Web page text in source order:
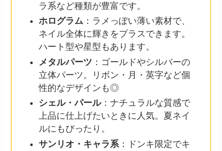
ラ系など種類が豊富です。
ホログラム ：ラメっぽい薄い素材で、
ネイル全体に輝きをプラスできます。
ハート型や星型もあります。
メタルパーツ ：ゴールドやシルバーの
立体パーツ。リボン・月・英字など個
性的なデザインも◎
シェル・パール：ナチュラルな質感で
上品に仕上げたいときに人気。夏ネイ
ルにもぴったり。
サンリオ・キャラ系 ：ドンキ限定でキ